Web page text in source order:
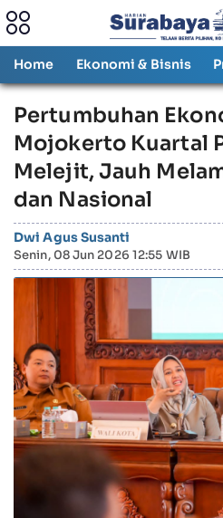
Home Ekonomi & Bisnis
Pertumbuhan
Mojokerto Kuartal
Melejit, Jauh
dan Nasional
Dwi Agus Susanti
Senin, 08 Jun 2026 12:55 WIB